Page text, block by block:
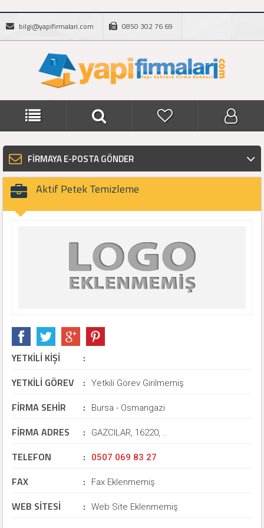
bilgi@yapifirmalari.com 0850 302 76 69
FİRMAYA E-POSTA GÖNDER
Aktif Petek Temizleme
YETKİLİ KİŞİ :
MUZAFFER YÜKSEKBİLGİLİ (Firma Sahibi)
YETKİLİ GÖREV : Yetkili Görev Girilmemiş
FİRMA SEHİR : Bursa - Osmangazi
FİRMA ADRES : GAZCILAR, 16220, ..
TELEFON : 0507 069 83 27
FAX : Fax Eklenmemiş
WEB SİTESİ : Web Site Eklenmemiş